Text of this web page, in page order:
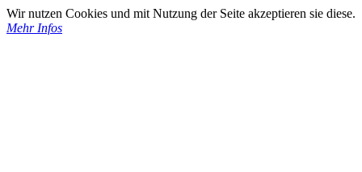
Wir nutzen Cookies und mit Nutzung der Seite akzeptieren sie diese.
Mehr Infos